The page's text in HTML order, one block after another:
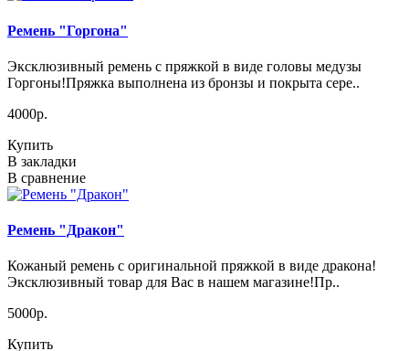
Ремень "Горгона"
Эксклюзивный ремень с пряжкой в виде головы медузы
Горгоны!Пряжка выполнена из бронзы и покрыта сере..
4000р.
Купить
В закладки
В сравнение
Ремень "Дракон"
Кожаный ремень с оригинальной пряжкой в виде дракона!
Эксклюзивный товар для Вас в нашем магазине!Пр..
5000р.
Купить